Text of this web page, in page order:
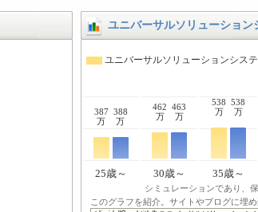
ユニバーサルソリューショ
ユニバーサルソリューションシス
387
万
388
万
462
万
463
万
538
万
538
万
25歳～ 30歳～ 35歳～
シミュレーションであり、
このグラフを紹介。サイトやブログに埋